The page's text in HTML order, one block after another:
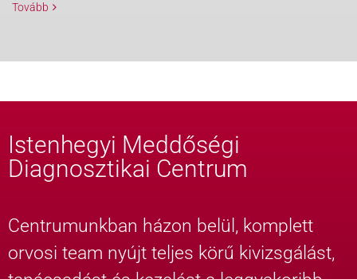
Tovább
Istenhegyi Meddőségi
Diagnosztikai Centrum
Centrumunkban házon belül, komplett
orvosi team nyújt teljes körű kivizsgálást,